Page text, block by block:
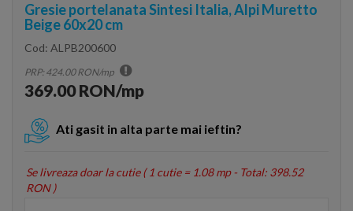
Gresie portelanata Sintesi Italia, Alpi Muretto
Beige 60x20 cm
Cod: ALPB200600
PRP: 424.00 RON/mp
369.00 RON/mp
Ati gasit in alta parte mai ieftin?
Se livreaza doar la cutie (1 cutie = 1.08 mp - Total: 398.52
RON )